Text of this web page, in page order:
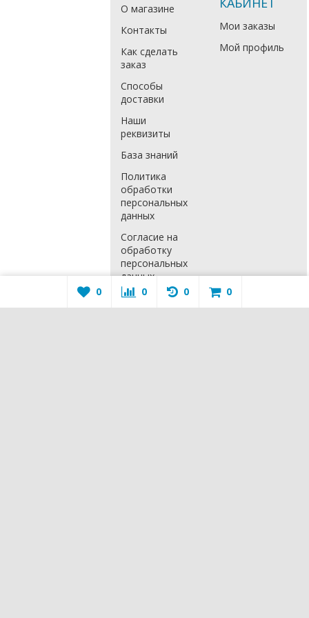
О магазине
Контакты
Как сделать
заказ
Способы
доставки
Наши
реквизиты
База знаний
Политика
обработки
персональных
данных
Согласие на
обработку
персональных
данных
Расширенная
гарантия
Мои заказы
Мой профиль
0 0 0 0